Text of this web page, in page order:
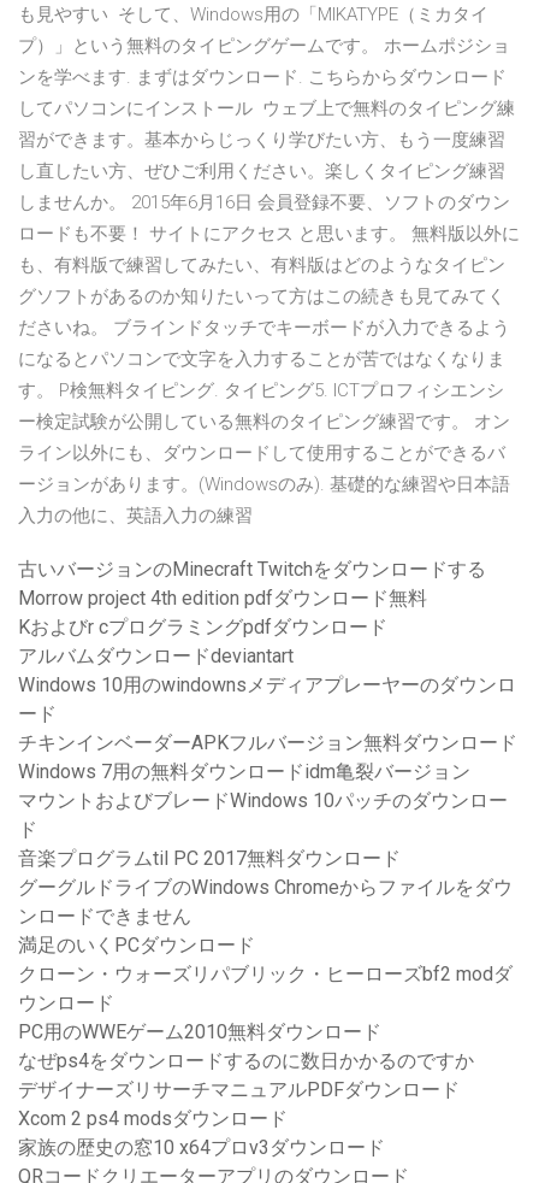
も見やすい そして、Windows用の「MIKATYPE（ミカタイ
プ）」という無料のタイピングゲームです。 ホームポジショ
ンを学べます. まずはダウンロード. こちらからダウンロード
してパソコンにインストール ウェブ上で無料のタイピング練
習ができます。基本からじっくり学びたい方、もう一度練習
し直したい方、ぜひご利用ください。楽しくタイピング練習
しませんか。 2015年6月16日 会員登録不要、ソフトのダウン
ロードも不要！ サイトにアクセス と思います。 無料版以外に
も、有料版で練習してみたい、有料版はどのようなタイピン
グソフトがあるのか知りたいって方はこの続きも見てみてく
ださいね。 ブラインドタッチでキーボードが入力できるよう
になるとパソコンで文字を入力することが苦ではなくなりま
す。 P検無料タイピング. タイピング5. ICTプロフィシエンシ
ー検定試験が公開している無料のタイピング練習です。 オン
ライン以外にも、ダウンロードして使用することができるバ
ージョンがあります。(Windowsのみ). 基礎的な練習や日本語
入力の他に、英語入力の練習
古いバージョンのMinecraft Twitchをダウンロードする
Morrow project 4th edition pdfダウンロード無料
Kおよびr cプログラミングpdfダウンロード
アルバムダウンロードdeviantart
Windows 10用のwindownsメディアプレーヤーのダウンロ
ード
チキンインベーダーAPKフルバージョン無料ダウンロード
Windows 7用の無料ダウンロードidm亀裂バージョン
マウントおよびブレードWindows 10パッチのダウンロー
ド
音楽プログラムtil PC 2017無料ダウンロード
グーグルドライブのWindows Chromeからファイルをダウ
ンロードできません
満足のいくPCダウンロード
クローン・ウォーズリパブリック・ヒーローズbf2 modダ
ウンロード
PC用のWWEゲーム2010無料ダウンロード
なぜps4をダウンロードするのに数日かかるのですか
デザイナーズリサーチマニュアルPDFダウンロード
Xcom 2 ps4 modsダウンロード
家族の歴史の窓10 x64プロv3ダウンロード
QRコードクリエーターアプリのダウンロード